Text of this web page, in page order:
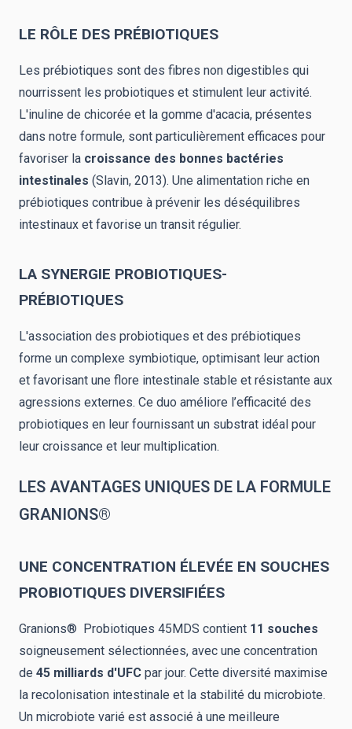
LE RÔLE DES PRÉBIOTIQUES
Les prébiotiques sont des fibres non digestibles qui
nourrissent les probiotiques et stimulent leur activité.
L'inuline de chicorée et la gomme d'acacia, présentes
dans notre formule, sont particulièrement efficaces pour
favoriser la croissance des bonnes bactéries
intestinales (Slavin, 2013). Une alimentation riche en
prébiotiques contribue à prévenir les déséquilibres
intestinaux et favorise un transit régulier.
LA SYNERGIE PROBIOTIQUES-
PRÉBIOTIQUES
L'association des probiotiques et des prébiotiques
forme un complexe symbiotique, optimisant leur action
et favorisant une flore intestinale stable et résistante aux
agressions externes. Ce duo améliore l’efficacité des
probiotiques en leur fournissant un substrat idéal pour
leur croissance et leur multiplication.
LES AVANTAGES UNIQUES DE LA FORMULE
GRANIONS®
UNE CONCENTRATION ÉLEVÉE EN SOUCHES
PROBIOTIQUES DIVERSIFIÉES
Granions® Probiotiques 45MDS contient 11 souches
soigneusement sélectionnées, avec une concentration
de 45 milliards d'UFC par jour. Cette diversité maximise
la recolonisation intestinale et la stabilité du microbiote.
Un microbiote varié est associé à une meilleure